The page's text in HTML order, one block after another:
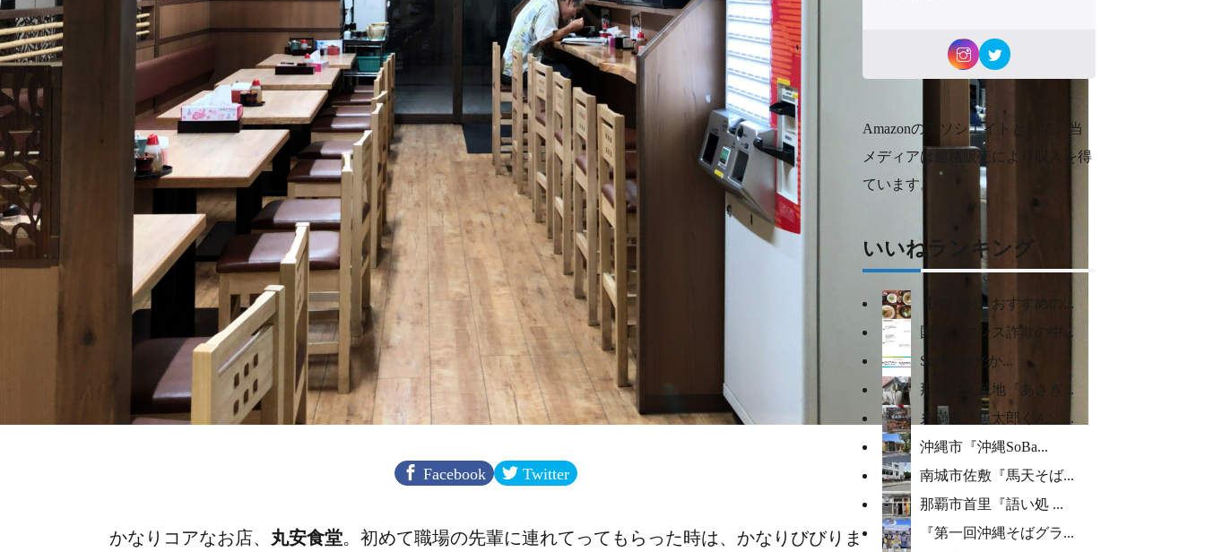
Facebook Twitter
かなりコアなお店、 丸安食堂。初めて職場の先輩に連れてってもらった時は、かなりびびりま
Amazonのアソシエイトとして、当
メディアは適格販売により収入を得
ています。
いいねランキング
【地域別】おすすめの...
国際ロマンス詐欺の中...
SoftBank光か...
那覇市久茂地『あさぎ...
糸満市『魚太郎くん』...
沖縄市『沖縄SoBa...
南城市佐敷『馬天そば...
那覇市首里『語い処 ...
『第一回沖縄そばグラ...